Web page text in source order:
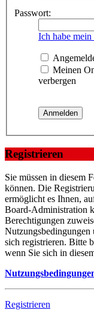
Passwort:
Ich habe mein
Meinen
verbergen
Registrieren
Sie müssen in diesem
können. Die
ermöglicht es Ihnen,
Board-Administration
Berechtigungen
Nutzungsbedingungen
sich registrieren. Bitte
wenn Sie sich in
Registrieren